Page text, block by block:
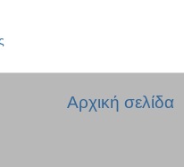
Αρχική σελίδα